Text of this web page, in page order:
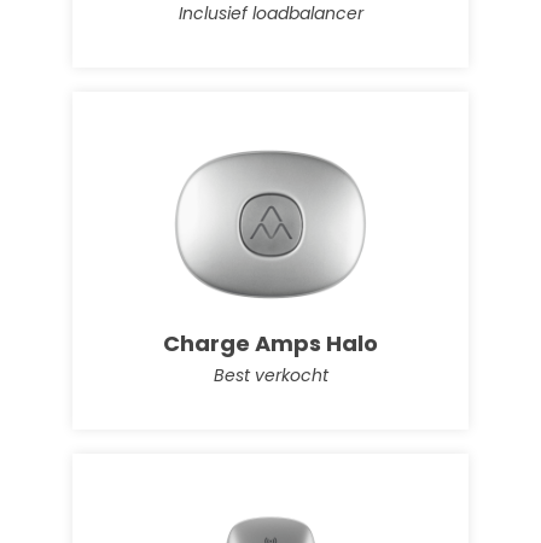
Inclusief loadbalancer
Charge Amps Halo
Best verkocht
AlphaESS Smile-G3-BAT-3.8S
Onze aanrader!